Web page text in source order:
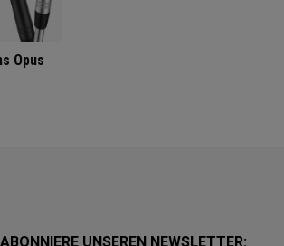
Opus
ABONNIERE UNSEREN NEWSLETTER: